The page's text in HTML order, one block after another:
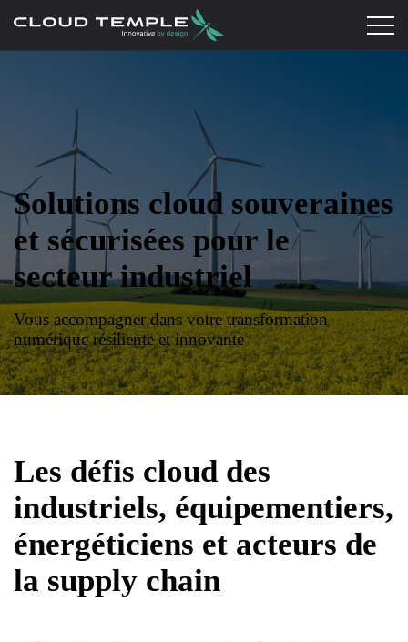
Solutions cloud souveraines
et sécurisées pour le
secteur industriel
Vous accompagner dans votre transformation
numérique résiliente et innovante
Les défis cloud des
industriels, équipementiers,
énergéticiens et acteurs de
la supply chain